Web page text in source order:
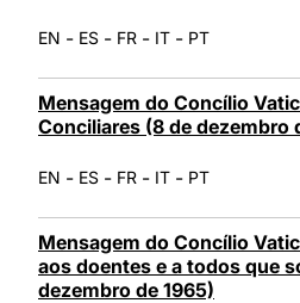
EN - ES - FR - IT - PT
Mensagem do Concílio
Conciliares (8 de dezembro
EN - ES - FR - IT - PT
Mensagem do Concílio
aos doentes e a todos que
dezembro de 1965)